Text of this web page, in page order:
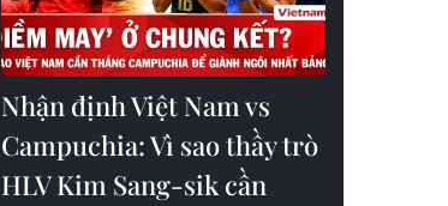
Nhận định Việt Nam vs
Campuchia: Vì sao thầy trò
HLV Kim Sang-sik cần